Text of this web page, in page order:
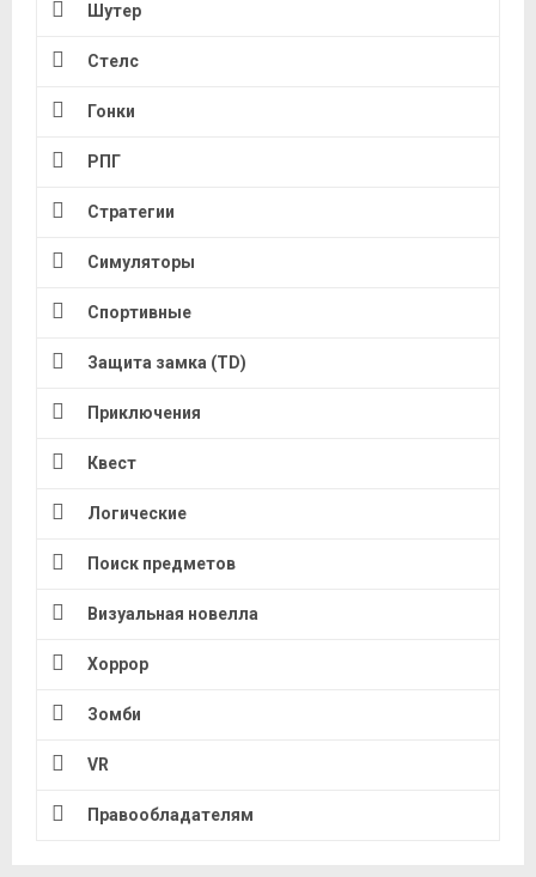
Шутер
Стелс
Гонки
РПГ
Стратегии
Симуляторы
Спортивные
Защита замка (TD)
Приключения
Квест
Логические
Поиск предметов
Визуальная новелла
Хоррор
Зомби
VR
Правообладателям